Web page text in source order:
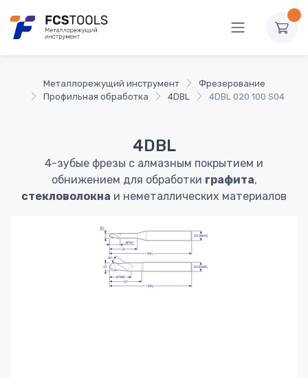
Металлорежущий инструмент
Фрезерование
Профильная обработка
4DBL 4DBL 020 100 S04
4DBL
4-зубые фрезы с алмазным покрытием и
обнижением для обработки графита,
стекловолокна и неметаллических материалов